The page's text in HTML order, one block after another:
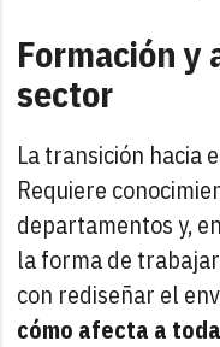
Formación y
sector
La transición hacia
Requiere
departamentos y,
la forma de
con rediseñar el
cómo afecta a